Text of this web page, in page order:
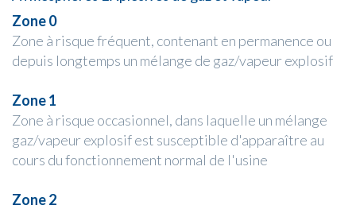
Zone 0
Zone à risque fréquent, contenant en permanence ou
depuis longtemps un mélange de gaz/vapeur explosif
Zone 1
Zone à risque occasionnel, dans laquelle un mélange
gaz/vapeur explosif est susceptible d'apparaître au
cours du fonctionnement normal de l'usine
Zone 2